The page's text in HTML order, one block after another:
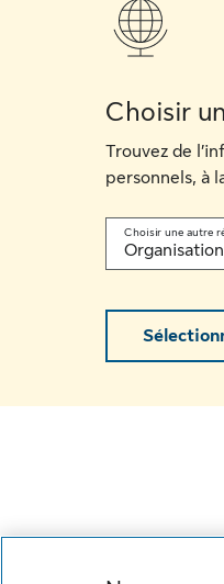
Choisir
Trouvez de
personnels, à
Choisir une autre